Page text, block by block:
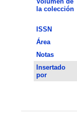
la colección
ISSN
Área
Notas
Insertado
por